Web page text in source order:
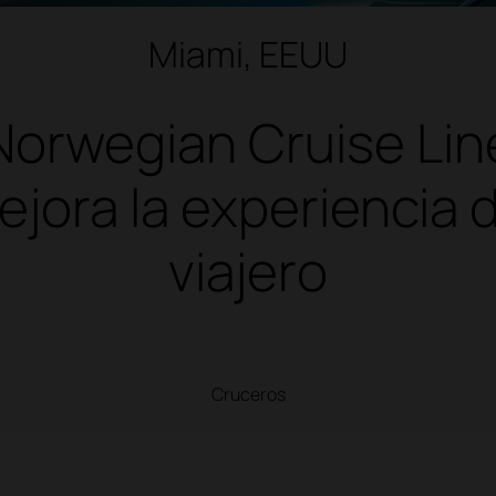
Miami, EEUU
Cruise
la experiencia
viajero
Cruceros